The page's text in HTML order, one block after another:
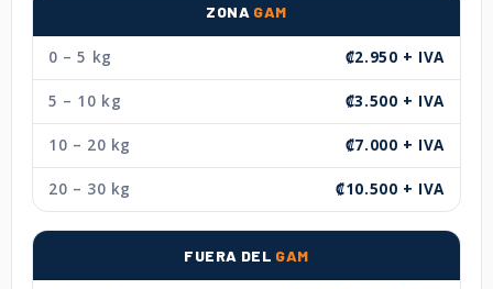
ZONA GAM
0 – 5 kg ₡2.950 + IVA
5 – 10 kg ₡3.500 + IVA
10 – 20 kg ₡7.000 + IVA
20 – 30 kg ₡10.500 + IVA
FUERA DEL GAM